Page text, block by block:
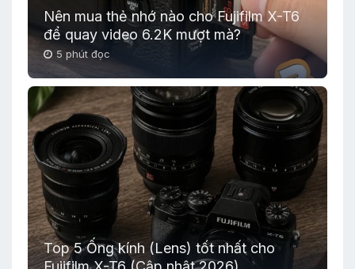
Nên mua thẻ nhớ nào cho Fujifilm X-T6
để quay video 6.2K mượt mà?
5 phút đọc
Top 5 Ống kính (Lens) tốt nhất cho